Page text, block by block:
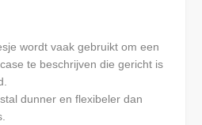
wordt vaak gebruikt om een
te beschrijven die gericht is
dunner en flexibeler dan